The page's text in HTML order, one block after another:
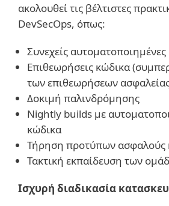
ακολουθεί τις βέλτιστες
DevSecOps, όπως:
Συνεχείς αυτοματοποιημένες
Επιθεωρήσεις κώδικα
των επιθεωρήσεων
Δοκιμή παλινδρόμησης
Nightly builds με
κώδικα
Τήρηση προτύπων ασφαλούς
Τακτική εκπαίδευση των
Ισχυρή διαδικασία